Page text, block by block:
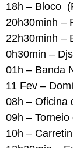
18h – Bloco
20h30minh –
22h30minh –
0h30min –
01h – Banda
11 Fev –
08h – Oficina
09h –
10h –